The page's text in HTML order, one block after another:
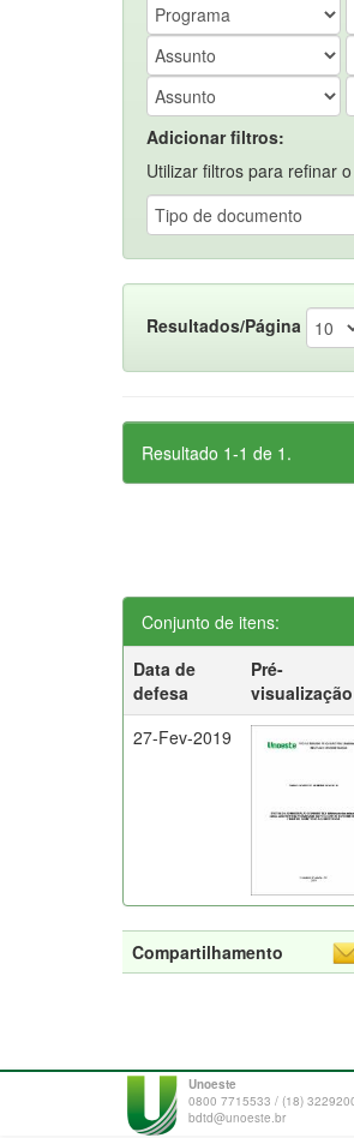
Adicionar filtros:
Utilizar filtros para refinar
Resultados/Página
Resultado 1-1 de 1.
Conjunto de itens:
Data de
defesa
Pré-
visualização
27-Fev-2019
Compartilhamento
Unoeste
0800 7715533 / (18)
bdtd@unoeste.br